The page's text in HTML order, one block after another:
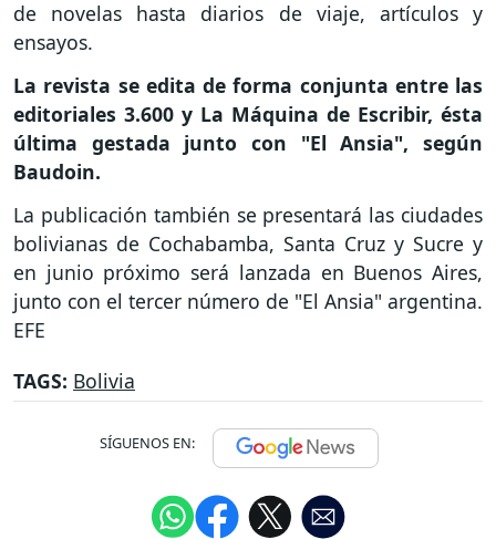
de novelas hasta diarios de viaje, artículos y
ensayos.
La revista se edita de forma conjunta entre las
editoriales 3.600 y La Máquina de Escribir, ésta
última gestada junto con "El Ansia", según
Baudoin.
La publicación también se presentará las ciudades
bolivianas de Cochabamba, Santa Cruz y Sucre y
en junio próximo será lanzada en Buenos Aires,
junto con el tercer número de "El Ansia" argentina.
EFE
TAGS: Bolivia
SÍGUENOS EN: